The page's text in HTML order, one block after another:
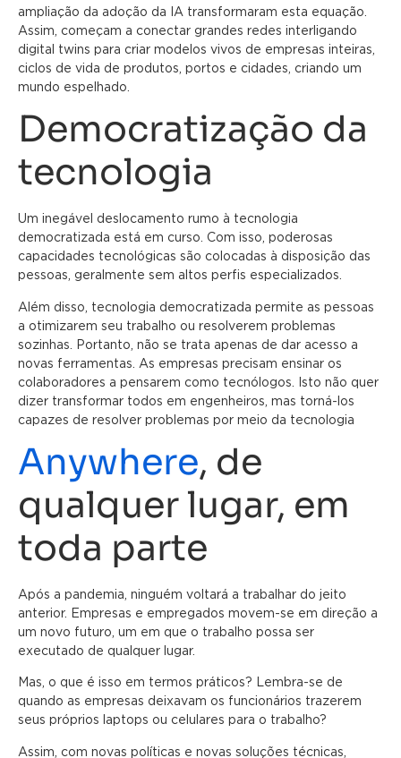
ampliação da adoção da IA transformaram esta equação.
Assim, começam a conectar grandes redes interligando
digital twins para criar modelos vivos de empresas inteiras,
ciclos de vida de produtos, portos e cidades, criando um
mundo espelhado.
Democratização da
tecnologia
Um inegável deslocamento rumo à tecnologia
democratizada está em curso. Com isso, poderosas
capacidades tecnológicas são colocadas à disposição das
pessoas, geralmente sem altos perfis especializados.
Além disso, tecnologia democratizada permite as pessoas
a otimizarem seu trabalho ou resolverem problemas
sozinhas. Portanto, não se trata apenas de dar acesso a
novas ferramentas. As empresas precisam ensinar os
colaboradores a pensarem como tecnólogos. Isto não quer
dizer transformar todos em engenheiros, mas torná-los
capazes de resolver problemas por meio da tecnologia
Anywhere, de
qualquer lugar, em
toda parte
Após a pandemia, ninguém voltará a trabalhar do jeito
anterior. Empresas e empregados movem-se em direção a
um novo futuro, um em que o trabalho possa ser
executado de qualquer lugar.
Mas, o que é isso em termos práticos? Lembra-se de
quando as empresas deixavam os funcionários trazerem
seus próprios laptops ou celulares para o trabalho?
Assim, com novas políticas e novas soluções técnicas,